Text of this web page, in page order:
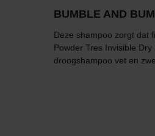
BUMBLE AND
Deze shampoo zorgt dat
Powder Tres Invisible
droogshampoo vet en